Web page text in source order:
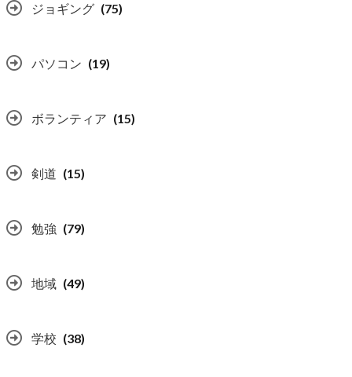
ジョギング (75)
パソコン (19)
ボランティア (15)
剣道 (15)
勉強 (79)
地域 (49)
学校 (38)